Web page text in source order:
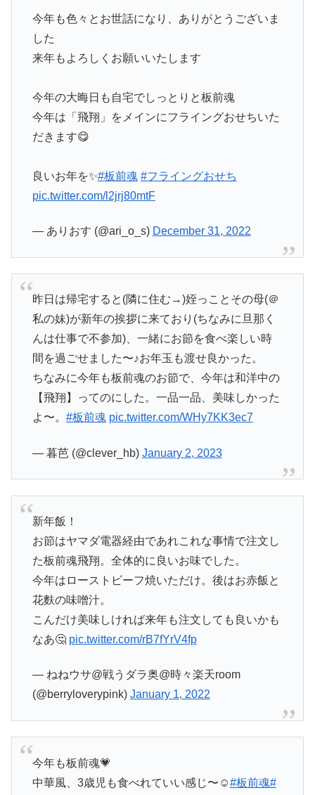
今年も色々とお世話になり、ありがとうございま
した
来年もよろしくお願いいたします
今年の大晦日も自宅でしっとりと板前魂
今年は「飛翔」をメインにフライングおせちいた
だきます😋
良いお年を✨#板前魂 #フライングおせち
pic.twitter.com/l2jrj80mtF
— ありおす (@ari_o_s) December 31, 2022
昨日は帰宅すると(隣に住む→)姪っことその母(＠
私の妹)が新年の挨拶に来ており(ちなみに旦那く
んは仕事で不参加)、一緒にお節を食べ楽しい時
間を過ごせました〜♪お年玉も渡せ良かった。
ちなみに今年も板前魂のお節で、今年は和洋中の
【飛翔】ってのにした。一品一品、美味しかった
よ〜。 #板前魂 pic.twitter.com/WHy7KK3ec7
— 暮芭 (@clever_hb) January 2, 2023
新年飯！
お節はヤマダ電器経由であれこれな事情で注文し
た板前魂飛翔。全体的に良いお味でした。
今年はローストビーフ焼いただけ。後はお赤飯と
花麩の味噌汁。
こんだけ美味しければ来年も注文しても良いかも
なあ🤔 pic.twitter.com/rB7fYrV4fp
— ねねウサ@戦うダラ奥@時々楽天room
(@berryloverypink) January 1, 2022
今年も板前魂💗
中華風、3歳児も食べれていい感じ〜☺️#板前魂#